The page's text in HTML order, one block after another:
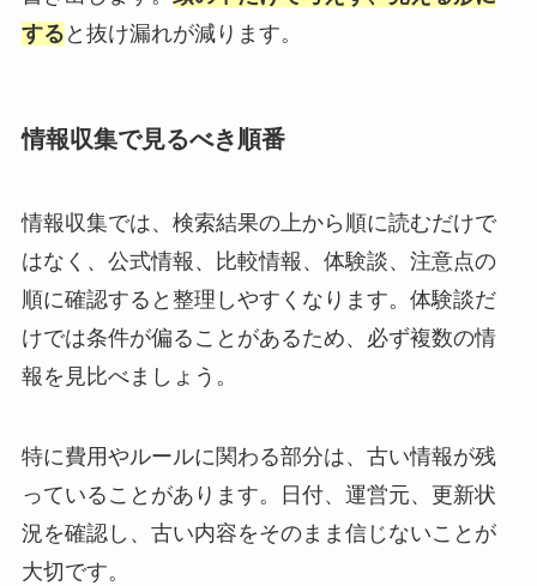
する と抜け漏れが減ります。
情報収集で見るべき順番
情報収集では、検索結果の上から順に読むだけで
はなく、公式情報、比較情報、体験談、注意点の
順に確認すると整理しやすくなります。体験談だ
けでは条件が偏ることがあるため、必ず複数の情
報を見比べましょう。
特に費用やルールに関わる部分は、古い情報が残
っていることがあります。日付、運営元、更新状
況を確認し、古い内容をそのまま信じないことが
大切です。